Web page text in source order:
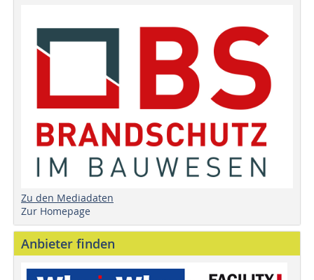
Zu den Mediadaten
Zur Homepage
Anbieter finden